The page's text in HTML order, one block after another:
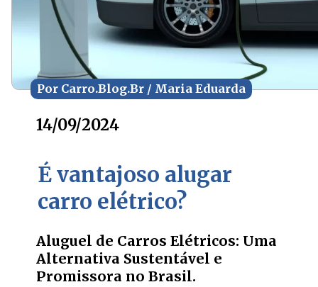
14/09/2024
É vantajoso alugar
carro elétrico?
Por Carro.Blog.Br / Maria Eduarda
Por Carro.Blog.Br / Maria Eduarda
Aluguel de Carros Elétricos: Uma
Alternativa Sustentável e
Promissora no Brasil.